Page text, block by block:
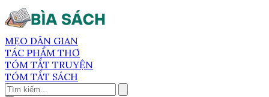
MẸO DÂN GIAN
TÁC PHẨM THƠ
TÓM TẮT TRUYỆN
TÓM TẮT SÁCH